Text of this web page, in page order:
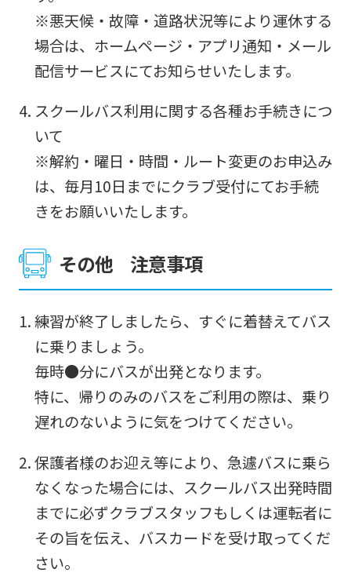
※悪天候・故障・道路状況等により運休する
場合は、ホームページ・アプリ通知・メール
配信サービスにてお知らせいたします。
スクールバス利用に関する各種お手続きにつ
いて
※解約・曜日・時間・ルート変更のお申込み
は、毎月10日までにクラブ受付にてお手続
きをお願いいたします。
その他 注意事項
練習が終了しましたら、すぐに着替えてバス
に乗りましょう。
毎時●分にバスが出発となります。
特に、帰りのみのバスをご利用の際は、乗り
遅れのないように気をつけてください。
保護者様のお迎え等により、急遽バスに乗ら
なくなった場合には、スクールバス出発時間
までに必ずクラブスタッフもしくは運転者に
その旨を伝え、バスカードを受け取ってくだ
さい。
using
the
service.